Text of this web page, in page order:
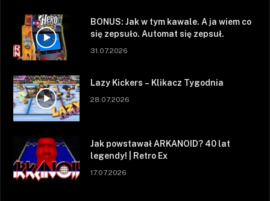
BONUS: Jak w tym kawale. A ja wiem co
się zepsuło. Automat się zepsuł.
31.07.2026
Lazy Kickers – Klikacz Tygodnia
28.07.2026
Jak powstawał ARKANOID? 40 lat
legendy! | Retro Ex
17.07.2026